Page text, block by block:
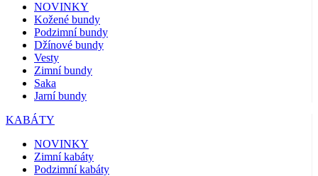
NOVINKY
Kožené bundy
Podzimní bundy
Džínové bundy
Vesty
Zimní bundy
Saka
Jarní bundy
KABÁTY
NOVINKY
Zimní kabáty
Podzimní kabáty